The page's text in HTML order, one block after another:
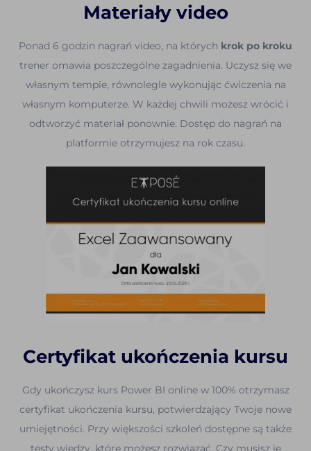
Materiały video
Ponad 6 godzin nagrań video, na których krok po kroku
trener omawia poszczególne zagadnienia. Uczysz się we
własnym tempie, równolegle wykonując ćwiczenia na
własnym komputerze. W każdej chwili możesz wrócić i
odtworzyć materiał ponownie. Dostęp do nagrań na
platformie otrzymujesz na rok czasu.
Certyfikat ukończenia kursu
Gdy ukończysz kurs Power BI online w 100% otrzymasz
certyfikat ukończenia kursu, potwierdzający Twoje nowe
umiejętności. Przy większości szkoleń dostępne są także